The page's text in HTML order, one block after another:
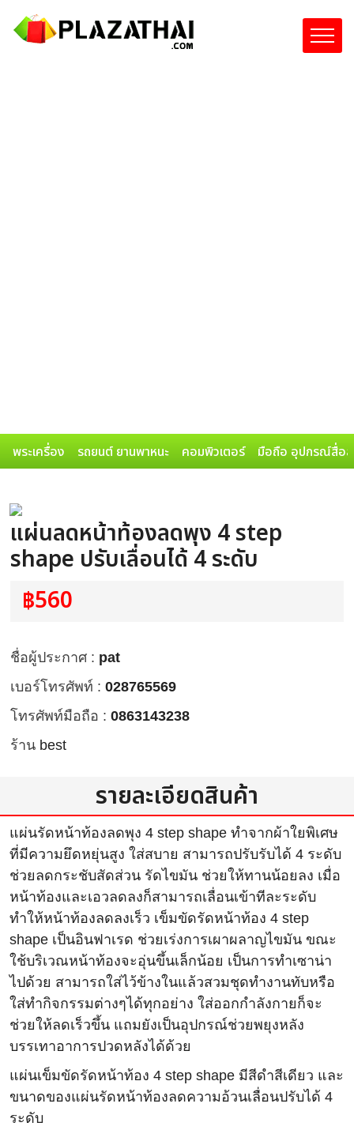
พระเครื่อง รถยนต์ ยานพาหนะ คอมพิวเตอร์ มือถือ อุปกรณ์สื่อส
แผ่นลดหน้าท้องลดพุง 4 step
shape ปรับเลื่อนได้ 4 ระดับ
฿560
ชื่อผู้ประกาศ : pat
เบอร์โทรศัพท์ : 028765569
โทรศัพท์มือถือ : 0863143238
ร้าน best
รายละเอียดสินค้า
แผ่นรัดหน้าท้องลดพุง 4 step shape ทำจากผ้าใยพิเศษ
ที่มีความยึดหยุ่นสูง ใส่สบาย สามารถปรับรับได้ 4 ระดับ
ช่วยลดกระชับสัดส่วน รัดไขมัน ช่วยให้ทานน้อยลง เมื่อ
หน้าท้องและเอวลดลงก็สามารถเลื่อนเข้าทีละระดับ
ทำให้หน้าท้องลดลงเร็ว เข็มขัดรัดหน้าท้อง 4 step
shape เป็นอินฟาเรด ช่วยเร่งการเผาผลาญไขมัน ขณะ
ใช้บริเวณหน้าท้องจะอุ่นขึ้นเล็กน้อย เป็นการทำเซาน่า
ไปด้วย สามารถใส่ไว้ข้างในแล้วสวมชุดทำงานทับหรือ
ใส่ทำกิจกรรมต่างๆได้ทุกอย่าง ใส่ออกกำลังกายก็จะ
ช่วยให้ลดเร็วขึ้น แถมยังเป็นอุปกรณ์ช่วยพยุงหลัง
บรรเทาอาการปวดหลังได้ด้วย
แผ่นเข็มขัดรัดหน้าท้อง 4 step shape มีสีดำสีเดียว และ
ขนาดของแผ่นรัดหน้าท้องลดความอ้วนเลื่อนปรับได้ 4
ระดับ